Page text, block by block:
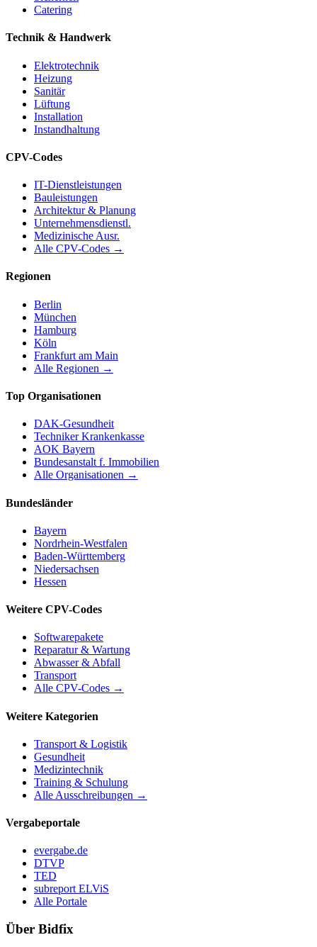
Catering
Technik & Handwerk
Elektrotechnik
Heizung
Sanitär
Lüftung
Installation
Instandhaltung
CPV-Codes
IT-Dienstleistungen
Bauleistungen
Architektur & Planung
Unternehmensdienstl.
Medizinische Ausr.
Alle CPV-Codes →
Regionen
Berlin
München
Hamburg
Köln
Frankfurt am Main
Alle Regionen →
Top Organisationen
DAK-Gesundheit
Techniker Krankenkasse
AOK Bayern
Bundesanstalt f. Immobilien
Alle Organisationen →
Bundesländer
Bayern
Nordrhein-Westfalen
Baden-Württemberg
Niedersachsen
Hessen
Weitere CPV-Codes
Softwarepakete
Reparatur & Wartung
Abwasser & Abfall
Transport
Alle CPV-Codes →
Weitere Kategorien
Transport & Logistik
Gesundheit
Medizintechnik
Training & Schulung
Alle Ausschreibungen →
Vergabeportale
evergabe.de
DTVP
TED
subreport ELViS
Alle Portale
Über Bidfix